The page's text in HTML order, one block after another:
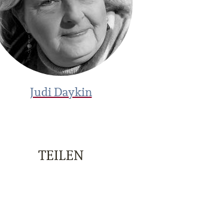
Judi Daykin
TEILEN